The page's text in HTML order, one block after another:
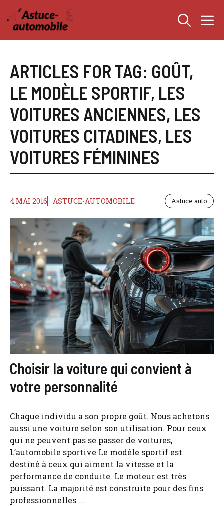
au
contenu
ARTICLES FOR TAG: GOÛT,
LE MODÈLE SPORTIF, LES
VOITURES ANCIENNES, LES
VOITURES CITADINES, LES
VOITURES FÉMININES
4 MAI 2016 ASTUCE-AUTOMOBILE Astuce auto
Choisir la voiture qui convient à
votre personnalité
Chaque individu a son propre goût. Nous achetons
aussi une voiture selon son utilisation. Pour ceux
qui ne peuvent pas se passer de voitures,
L’automobile sportive Le modèle sportif est
destiné à ceux qui aiment la vitesse et la
performance de conduite. Le moteur est très
puissant. La majorité est construite pour des fins
professionnelles ...